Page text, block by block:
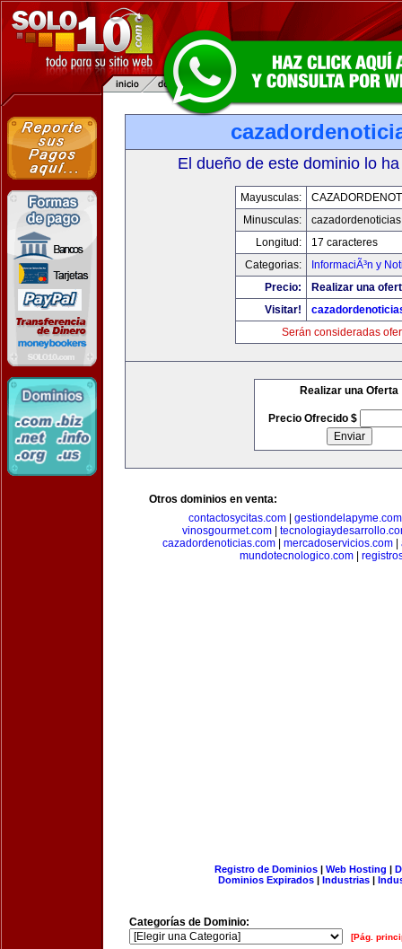
El dueño de este dominio lo
Mayusculas:
Minusculas:
Longitud:
17 caracteres
Categorias:
InformaciÃ³n y
Precio:
Realizar una
Visitar!
Serán consideradas
Realizar una Oferta
Precio Ofrecido $
Otros dominios en venta:
contactosycitas.com| gestiondelapyme.com
vinosgourmet.com
cazadordenoticias.com
mercadoservicios.com
mundotecnologico.com|
Registro de Dominios| Web Hosting |
Dominios Expirados | Industrias |
Categorías de Dominio:
[Pág.